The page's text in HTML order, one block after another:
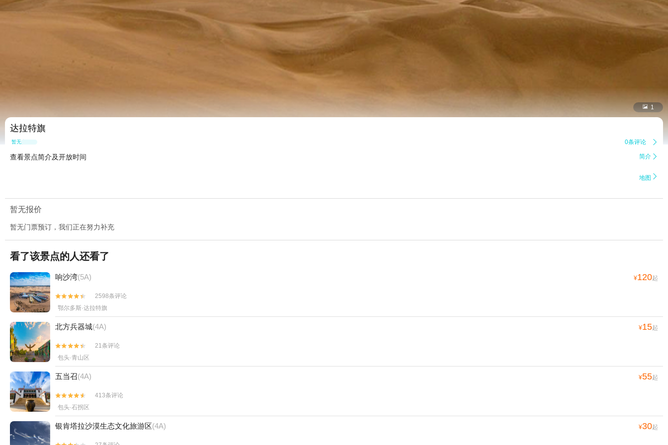
 1
达拉特旗
暂无点评 0条评论 
查看景点简介及开放时间 简介 
地图 
暂无报价
暂无门票预订，我们正在努力补充
看了该景点的人还看了
响沙湾(5A) ¥120起


2598条评论
鄂尔多斯·达拉特旗
北方兵器城(4A) ¥15起


21条评论
包头·青山区
五当召(4A) ¥55起


413条评论
包头·石拐区
银肯塔拉沙漠生态文化旅游区(4A) ¥30起